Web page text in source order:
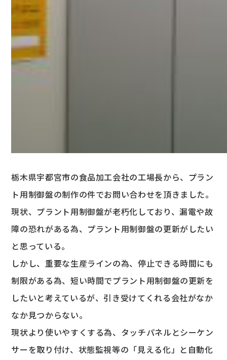
栃木県宇都宮市の食品加工会社の工場長から、プラン
ト用制御盤の制作の件でお問い合わせを頂きました。
現状、プラント用制御盤が老朽化しており、漏電や故
障の恐れがある為、プラント用制御盤の更新がしたい
と思っている。
しかし、重要な生産ラインの為、停止できる時間にも
制限がある為、短い時間でプラント用制御盤の更新を
したいと考えているが、引き受けてくれる会社がなか
なか見つからない。
現状より使いやすくする為、タッチパネルとシーケン
サーを取り付け、状態監視等の「見える化」と自動化